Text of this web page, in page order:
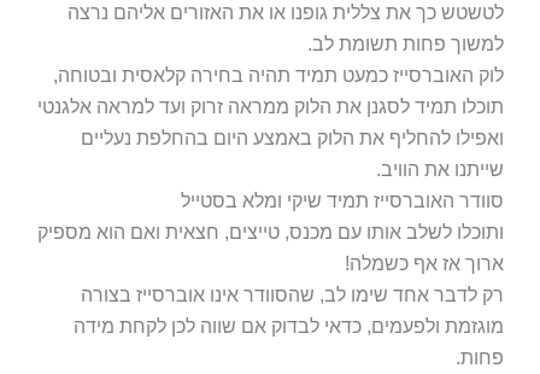
לטשטש כך את צללית גופנו או את האזורים אליהם נרצה
למשוך פחות תשומת לב.
לוק האוברסייז כמעט תמיד תהיה בחירה קלאסית ובטוחה,
תוכלו תמיד לסגנן את הלוק ממראה זרוק ועד למראה אלגנטי
ואפילו להחליף את הלוק באמצע היום בהחלפת נעליים
שייתנו את הוויב.
סוודר האוברסייז תמיד שיקי ומלא בסטייל
ותוכלו לשלב אותו עם מכנס, טייצים, חצאית ואם הוא מספיק
ארוך אז אף כשמלה!
רק לדבר אחד שימו לב, שהסוודר אינו אוברסייז בצורה
מוגזמת ולפעמים, כדאי לבדוק אם שווה לכן לקחת מידה
פחות.